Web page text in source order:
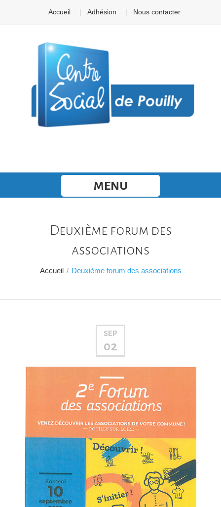
Accueil Adhésion Nous contacter
MENU
Deuxième forum des
associations
Accueil / Deuxième forum des associations
SEP
02